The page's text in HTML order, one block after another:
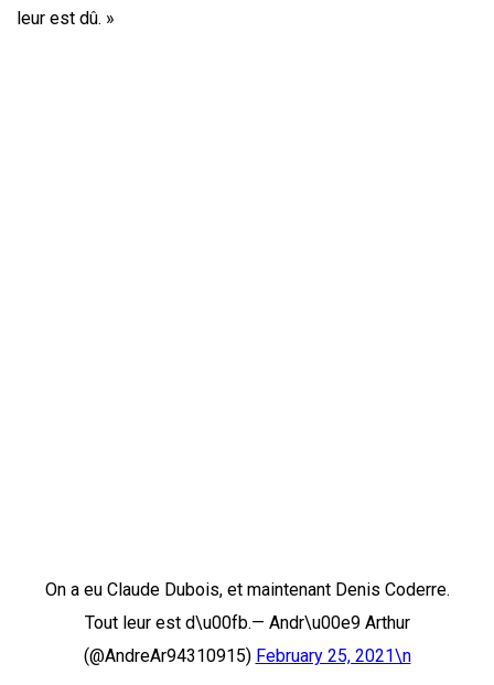
leur est dû. »
On a eu Claude Dubois, et maintenant Denis Coderre.
Tout leur est d\u00fb.— Andr\u00e9 Arthur
(@AndreAr94310915) February 25, 2021\n